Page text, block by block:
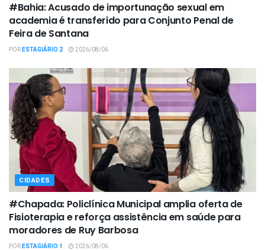
#Bahia: Acusado de importunação sexual em
academia é transferido para Conjunto Penal de
Feira de Santana
PORESTAGIÁRIO 2 2026/08/06
CIDADES
#Chapada: Policlínica Municipal amplia oferta de
Fisioterapia e reforça assistência em saúde para
moradores de Ruy Barbosa
PORESTAGIÁRIO 1 2026/08/06